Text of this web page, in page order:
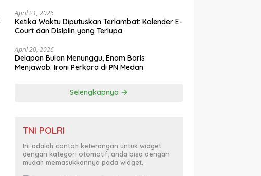
April 21, 2026
Ketika Waktu Diputuskan Terlambat: Kalender E-
Court dan Disiplin yang Terlupa
April 20, 2026
Delapan Bulan Menunggu, Enam Baris
Menjawab: Ironi Perkara di PN Medan
Selengkapnya
TNI POLRI
Ini adalah contoh keterangan untuk widget
dengan kategori otomotif, anda bisa dengan
mudah memasukkannya pada widget.